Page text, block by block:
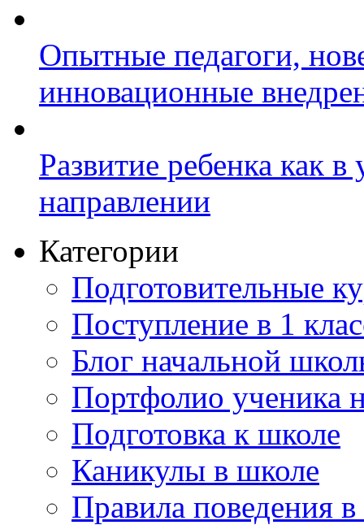
Опытные педагоги,
инновационные
Развитие ребенка как
направлении
Категории
Подготовительные
Поступление в 1
Блог начальной
Портфолио ученика
Подготовка к школе
Каникулы в школе
Правила поведения